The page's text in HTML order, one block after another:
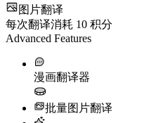
图片翻译
每次翻译消耗 10 积分
Advanced Features
漫画翻译器
批量图片翻译